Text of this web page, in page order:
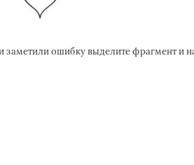
заметили ошибку выделите фрагмент и